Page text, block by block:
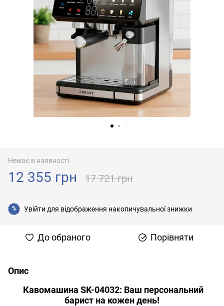
Немає в наявності
12 355 грн 17 721 грн
% Увійти для відображення накопичувальної знижки
До обраного Порівняти
Опис
Кавомашина SK-04032: Ваш персональний
барист на кожен день!